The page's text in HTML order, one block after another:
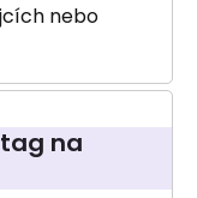
nebo
na